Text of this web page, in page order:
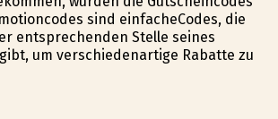
sind einfacheCodes, die
entsprechenden Stelle seines
um verschiedenartige Rabatte zu